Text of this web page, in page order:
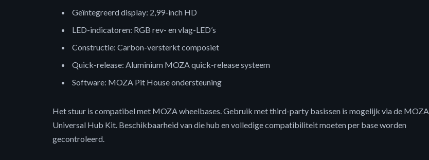
Geïntegreerd display: 2,99-inch HD
LED-indicatoren: RGB rev- en vlag-LED’s
Constructie: Carbon-versterkt composiet
Quick-release: Aluminium MOZA quick-release systeem
Software: MOZA Pit House ondersteuning
Het stuur is compatibel met MOZA wheelbases. Gebruik met third-party basissen is mogelijk via de MOZA
Universal Hub Kit. Beschikbaarheid van die hub en volledige compatibiliteit moeten per base worden
gecontroleerd.